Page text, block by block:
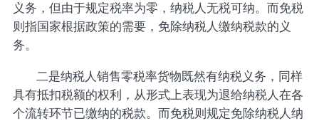
义务，但由于规定税率为零，纳税人无税可纳。而免税
则指国家根据政策的需要，免除纳税人缴纳税款的义
务。
二是纳税人销售零税率货物既然有纳税义务，同样
具有抵扣税额的权利，从形式上表现为退给纳税人在各
个流转环节已缴纳的税款。而免税则规定免除纳税人纳